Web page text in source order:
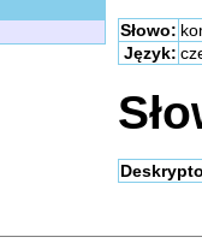
Słowo:
Język: